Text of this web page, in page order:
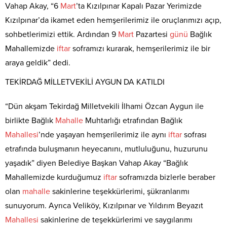
Vahap Akay, “6 Mart’ta Kızılpınar Kapalı Pazar Yerimizde
Kızılpınar’da ikamet eden hemşerilerimiz ile oruçlarımızı açıp,
sohbetlerimizi ettik. Ardından 9 Mart Pazartesi günü Bağlık
Mahallemizde iftar soframızı kurarak, hemşerilerimiz ile bir
araya geldik” dedi.
TEKİRDAĞ MİLLETVEKİLİ AYGUN DA KATILDI
“Dün akşam Tekirdağ Milletvekili İlhami Özcan Aygun ile
birlikte Bağlık Mahalle Muhtarlığı etrafından Bağlık
Mahallesi’nde yaşayan hemşerilerimiz ile aynı iftar sofrası
etrafında buluşmanın heyecanını, mutluluğunu, huzurunu
yaşadık” diyen Belediye Başkan Vahap Akay “Bağlık
Mahallemizde kurduğumuz iftar soframızda bizlerle beraber
olan mahalle sakinlerine teşekkürlerimi, şükranlarımı
sunuyorum. Ayrıca Veliköy, Kızılpınar ve Yıldırım Beyazıt
Mahallesi sakinlerine de teşekkürlerimi ve saygılarımı